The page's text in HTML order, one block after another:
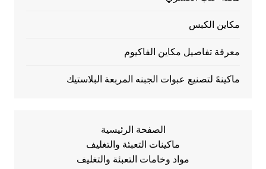
مكاين الكبس
معرفة تفاصيل مكاين الفاكيوم
ماكينهً لتصنيع عبوات الجبنه المربعة البلاستيك
الصفحة الرئيسية
ماكينات التعبئة والتغليف
مواد وخامات التعبئة والتغليف